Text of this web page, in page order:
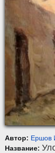
Автор: Ершов
Название: